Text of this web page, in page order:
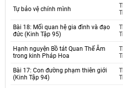
Tự bảo vệ chính mình
Bài 18: Mối quan hệ gia đình và đạo
đức (Kinh Tập 95)
Hạnh nguyện Bồ tát Quan Thế Âm
trong kinh Pháp Hoa
Bài 17: Con đường phạm thiên giới
(Kinh Tập 94)